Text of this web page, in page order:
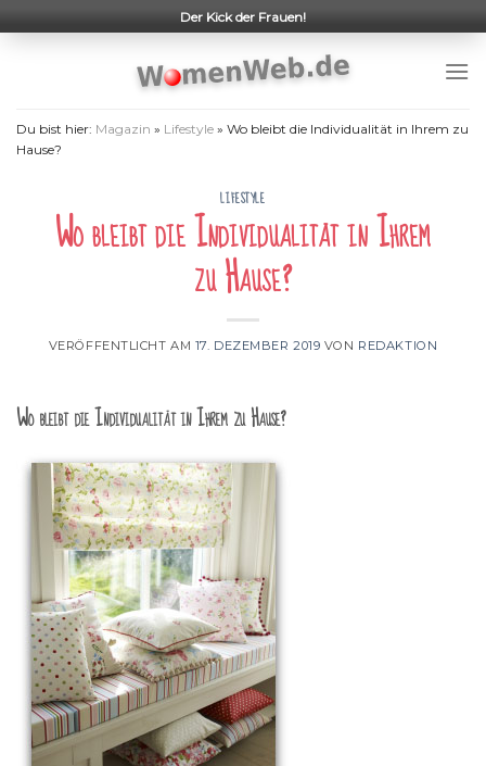
to
Der Kick der Frauen!
Du bist hier: Magazin » Lifestyle » Wo bleibt die Individualität in Ihrem zu
Hause?
LIFESTYLE
Wo bleibt die Individualität in Ihrem
zu Hause?
VERÖFFENTLICHT AM 17. DEZEMBER 2019 VON REDAKTION
Wo bleibt die Individualität in Ihrem zu Hause?